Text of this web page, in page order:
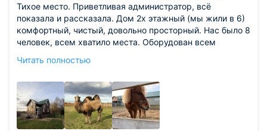
Тихое место. Приветливая администратор, всё
показала и рассказала. Дом 2х этажный (мы жили в 6)
комфортный, чистый, довольно просторный. Нас было 8
человек, всем хватило места. Оборудован всем
посудомоечная машина (таблетки прилагались),
Fi. Около дома своя крытая мангальная зона (шампура,
решетка), качели. У дома есть терраса. В шаговой
доступности конюшня (прокатились на лошадях) и еще
несколько зверюшек (верблюд, кролик, ослики, гуси),
Читать полностью